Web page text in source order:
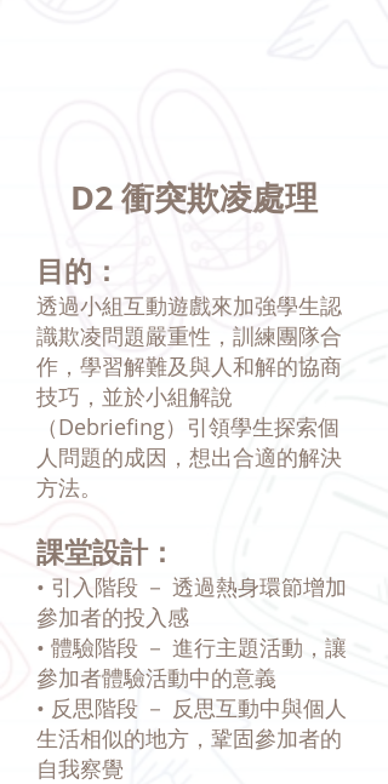
D2 衝突欺凌處理
目的：
透過小組互動遊戲來加強學生認
識欺凌問題嚴重性，訓練團隊合
作，學習解難及與人和解的協商
技巧，並於小組解說
（Debriefing）引領學生探索個
人問題的成因，想出合適的解決
方法。
課堂設計：
• 引入階段 － 透過熱身環節增加
參加者的投入感
• 體驗階段 － 進行主題活動，讓
參加者體驗活動中的意義
• 反思階段 － 反思互動中與個人
生活相似的地方，鞏固參加者的
自我察覺